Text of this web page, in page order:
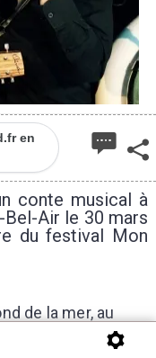
en
conte musical à
Air le 30 mars
du festival Mon
de la mer, au
huitre fermée se